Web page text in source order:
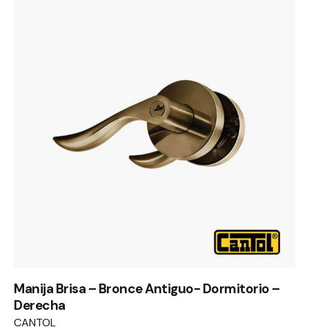
Manija Brisa – Bronce Antiguo- Dormitorio –
Derecha
CANTOL